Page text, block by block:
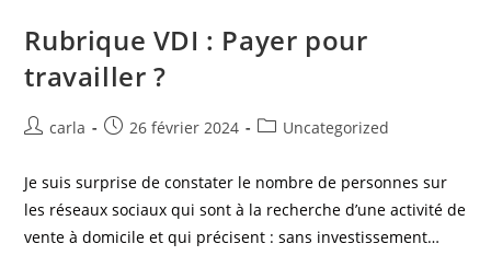
Rubrique VDI : Payer pour
travailler ?
carla 26 février 2024 Uncategorized
Je suis surprise de constater le nombre de personnes sur
les réseaux sociaux qui sont à la recherche d’une activité de
vente à domicile et qui précisent : sans investissement…